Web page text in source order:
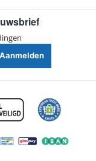
Aanmelden